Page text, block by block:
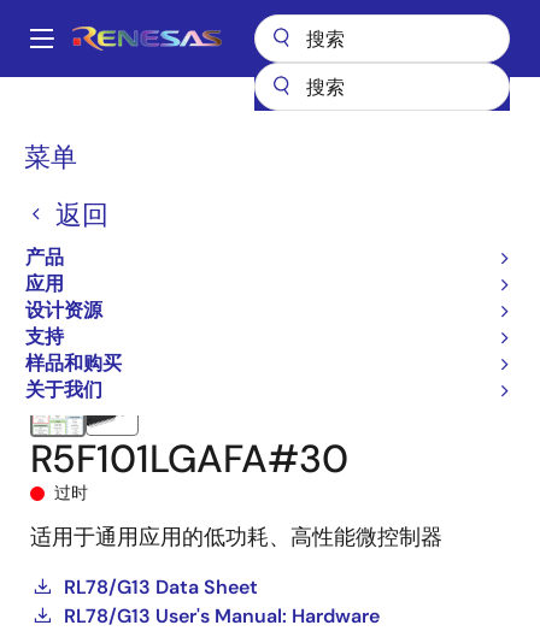
到
Main
菜单
返回
产品
应用
设计资源
支持
样品和购买
关于我们
面
屑
RL78 低功耗 8 位和 16 位 MCU
RL78/G13
R5F101LGAFA#30
过时
适用于通用应用的低功耗、高性能微控制器
RL78/G13 Data Sheet
RL78/G13 User's Manual: Hardware